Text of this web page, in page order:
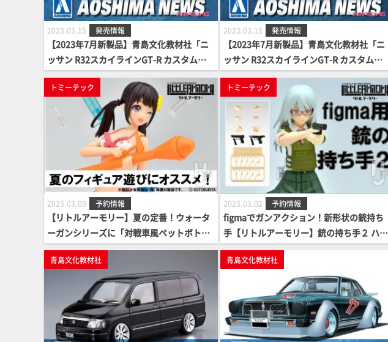
2023.03.15 発売情報
【2023年7月新製品】青島文化教材社「ニ
ッサン R32スカイラインGT-R カスタムホ
イール(ブラックパールメタリック)」
2023.03.15 発売情報
【2023年7月新製品】青島文化教材社「ニ
ッサン R32スカイラインGT-R カスタムホ
イール(クリスタルホワイト)」
トミーテック
2023.03.09 予約情報
【リトルアーモリー】夏の定番！ウォータ
ーガンシリーズに「対戦車風ペットボトル
ロケット」が登場！
トミーテック
2023.03.02 予約情報
figmaでガンアクション！新形状の銃持ち
手【リトルアーモリー】銃の持ち手２ ハン
ドガンセットが登場！
青島文化教材社 青島文化教材社